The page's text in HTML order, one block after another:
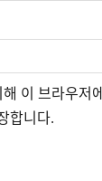
이 브라우저
합니다.